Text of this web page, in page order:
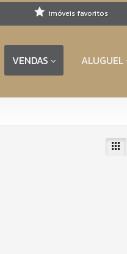
imóveis favoritos
VENDAS ALUGUEL